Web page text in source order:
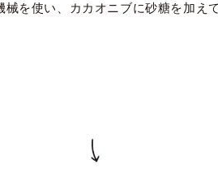
械を使い、カカオニブに砂糖を加え